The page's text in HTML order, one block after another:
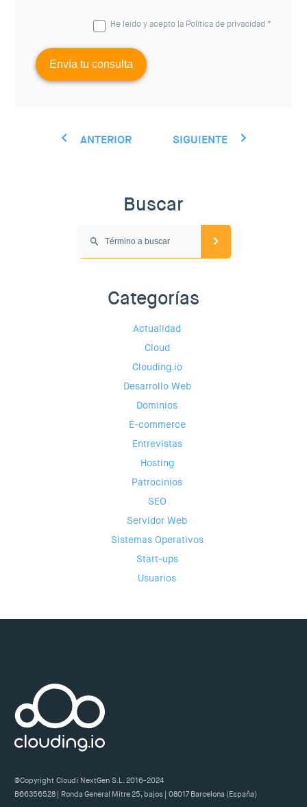
He leído y acepto la Política de privacidad *
ANTERIOR SIGUIENTE
Buscar
Categorías
Actualidad
Cloud
Clouding.io
Desarrollo Web
Dominios
E-commerce
Entrevistas
Hosting
Patrocinios
SEO
Servidor Web
Sistemas Operativos
Start-ups
Usuarios
@Copyright Cloudi NextGen S.L. 2016-2024
B66356528 | Ronda General Mitre 25, bajos | 08017 Barcelona (España)